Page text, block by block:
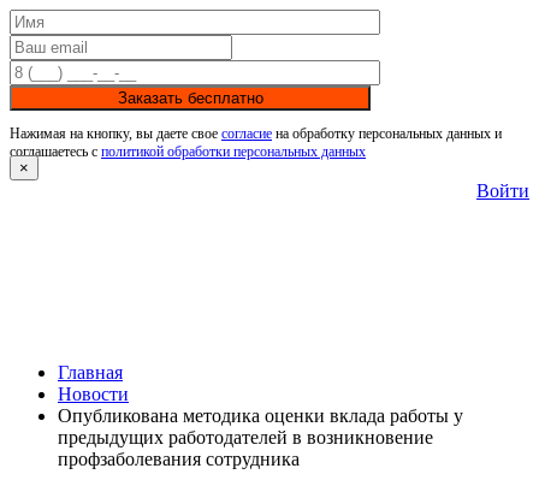
Заказать бесплатно
Нажимая на кнопку, вы даете свое согласие на обработку персональных данных и
соглашаетесь с политикой обработки персональных данных
×
Войти
Главная
Новости
Опубликована методика оценки вклада работы у
предыдущих работодателей в возникновение
профзаболевания сотрудника